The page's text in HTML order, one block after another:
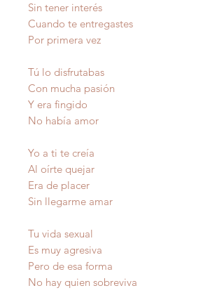
Sin tener interés
Cuando te entregastes
Por primera vez
Tú lo disfrutabas
Con mucha pasión
Y era fingido
No había amor
Yo a ti te creía
Al oírte quejar
Era de placer
Sin llegarme amar
Tu vida sexual
Es muy agresiva
Pero de esa forma
No hay quien sobreviva